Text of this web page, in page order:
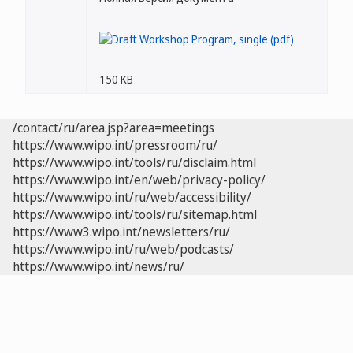
150 KB
/contact/ru/area.jsp?area=meetings
https://www.wipo.int/pressroom/ru/
https://www.wipo.int/tools/ru/disclaim.html
https://www.wipo.int/en/web/privacy-policy/
https://www.wipo.int/ru/web/accessibility/
https://www.wipo.int/tools/ru/sitemap.html
https://www3.wipo.int/newsletters/ru/
https://www.wipo.int/ru/web/podcasts/
https://www.wipo.int/news/ru/